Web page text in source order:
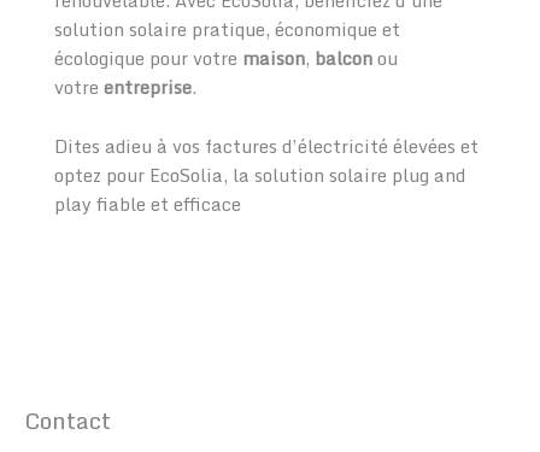
solution solaire pratique, économique et
écologique pour votre maison, balconou
votre entreprise.
Dites adieu à vos factures d’électricité élevées et
optez pour EcoSolia, la solution solaire plug and
play fiable et efficace
Contact